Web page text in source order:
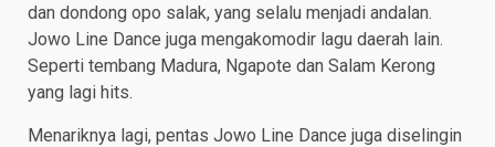
dan dondong opo salak, yang selalu menjadi andalan.
Jowo Line Dance juga mengakomodir lagu daerah lain.
Seperti tembang Madura, Ngapote dan Salam Kerong
yang lagi hits.
Menariknya lagi, pentas Jowo Line Dance juga diselingin